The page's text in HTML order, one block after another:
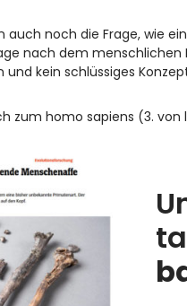
auch noch die Frage, wie
nach dem
und kein schlüssiges
zum homo sapiens (3.